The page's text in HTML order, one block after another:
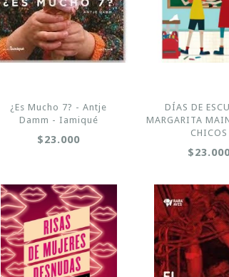
¿Es Mucho 7? - Antje
Damm - Iamiqué
$23.000
DÍAS DE
MARGARITA
CHICOS